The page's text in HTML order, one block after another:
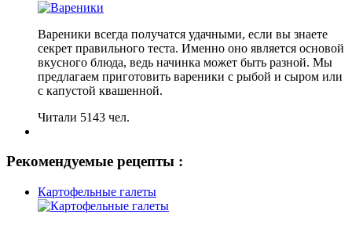
Вареники всегда получатся удачными, если вы знаете
секрет правильного теста. Именно оно является основой
вкусного блюда, ведь начинка может быть разной. Мы
предлагаем приготовить вареники с рыбой и сыром или
с капустой квашенной.
Читали 5143 чел.
Рекомендуемые рецепты :
Картофельные галеты